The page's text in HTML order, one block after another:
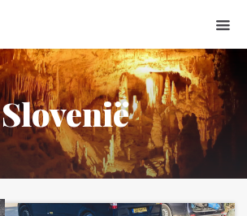
Slovenië